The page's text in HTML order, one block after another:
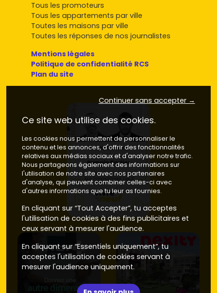
Tous les promoteurs
Tous les appartements par ville
Toutes les maisons par ville
Toutes les réponses de nos journalistes
Mentions légales
Politique de confidentialité RCS
Plan du site
Continuer sans accepter →
Ce site web utilise des cookies.
Les cookies nous permettent de personnaliser le
contenu et les annonces, d'offrir des fonctionnalités
relatives aux médias sociaux et d'analyser notre trafic.
Nous partageons également des informations sur
l'utilisation de notre site avec nos partenaires
d'analyse, qui peuvent combiner celles-ci avec
d'autres informations que tu leur as fournies.
En cliquant sur “Tout Accepter”, tu acceptes
l'utilisation de cookies à des fins publicitaires et
ceux servant à mesurer l'audience.
En cliquant sur “Essentiels uniquement”, tu
acceptes l'utilisation de cookies servant à
mesurer l'audience uniquement.